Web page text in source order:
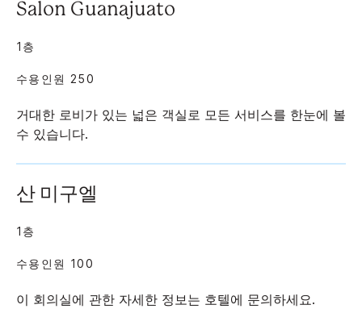
Salon Guanajuato
거대한 로비가 있는 넓은 객실로 모든 서비스를 한눈에 볼
수 있습니다.
1층
수용인원 250
산 미구엘
이 회의실에 관한 자세한 정보는 호텔에 문의하세요.
1층
수용인원 100